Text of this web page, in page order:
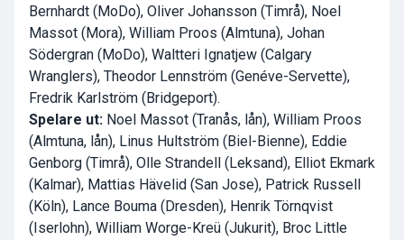
Bernhardt (MoDo), Oliver Johansson (Timrå), Noel
Massot (Mora), William Proos (Almtuna), Johan
Södergran (MoDo), Waltteri Ignatjew (Calgary
Wranglers), Theodor Lennström (Genéve-Servette),
Fredrik Karlström (Bridgeport).
Spelare ut: Noel Massot (Tranås, lån), William Proos
(Almtuna, lån), Linus Hultström (Biel-Bienne), Eddie
Genborg (Timrå), Olle Strandell (Leksand), Elliot Ekmark
(Kalmar), Mattias Hävelid (San Jose), Patrick Russell
(Köln), Lance Bouma (Dresden), Henrik Törnqvist
(Iserlohn), William Worge-Kreü (Jukurit), Broc Little